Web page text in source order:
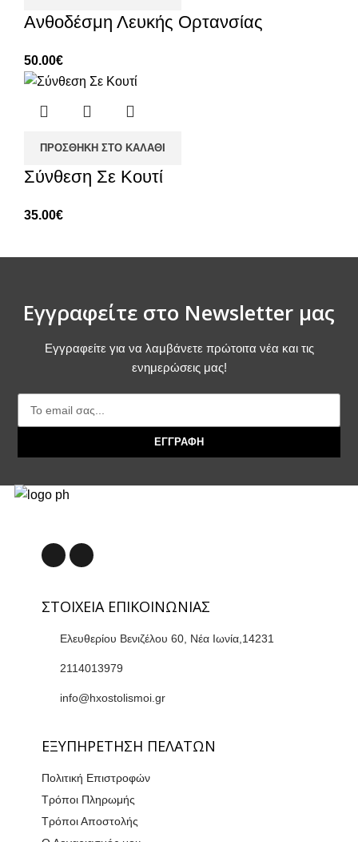
Ανθοδέσμη Λευκής Ορτανσίας
50.00€
ΠΡΟΣΘΉΚΗ ΣΤΟ ΚΑΛΆΘΙ
Σύνθεση Σε Κουτί
35.00€
Εγγραφείτε στο Newsletter μας
Εγγραφείτε για να λαμβάνετε πρώτοιτα νέα και τις
ενημερώσεις μας!
ΕΓΓΡΑΦΗ
ΣΤΟΙΧΕΙΑ ΕΠΙΚΟΙΝΩΝΙΑΣ
Ελευθερίου Βενιζέλου 60, Νέα Ιωνία,14231
2114013979
info@hxostolismoi.gr
ΕΞΥΠΗΡΕΤΗΣΗ ΠΕΛΑΤΩΝ
Πολιτική Επιστροφών
Τρόποι Πληρωμής
Τρόποι Αποστολής